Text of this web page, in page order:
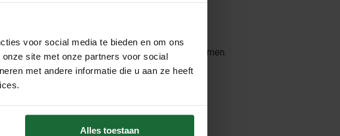
voor social media te bieden en om ons
site met onze partners voor social
met andere informatie die u aan ze heeft
Alles toestaan
je de betaling hebt gedaan om fraude te voorkomen.